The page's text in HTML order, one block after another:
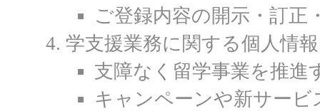
ご登録内容の開示・訂正
学支援業務に関する個人情報
支障なく留学事業を推進
キャンペーンや新サー